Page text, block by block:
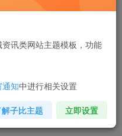
讯类网站主题模板，功能
知中进行相关设置
解子比主题 立即设置